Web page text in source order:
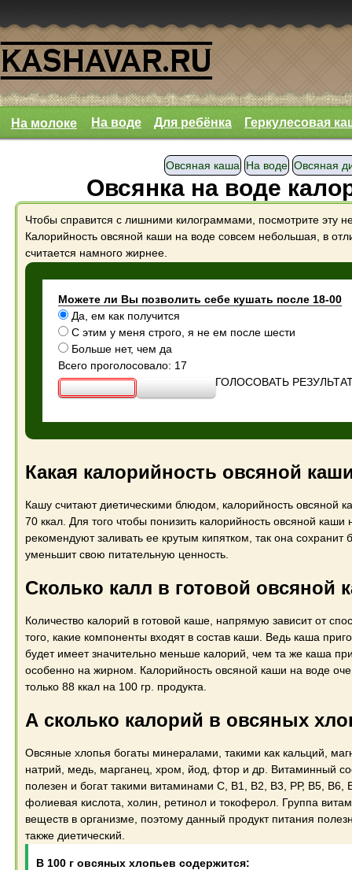
На молоке На воде Для ребёнка Геркулесовая
Овсяная каша На воде Овсяная
Овсянка на воде
Чтобы справится с лишними килограммами, посмотрите эту
Калорийность овсяной каши на воде совсем небольшая, в
считается намного жирнее.
Можете ли Вы позволить себе кушать после 18-00
Да, ем как получится
С этим у меня строго, я не ем после шести
Больше нет, чем да
Всего проголосовало: 17
ГОЛОСОВАТЬ
Какая калорийность овсяной
Кашу считают диетическими блюдом, калорийность овсяной
70 ккал. Для того чтобы понизить калорийность овсяной каши
рекомендуют заливать ее крутым кипятком, так она
уменьшит свою питательную ценность.
Сколько калл в готовой овсяной
Количество калорий в готовой каше, напрямую зависит от
того, какие компоненты входят в состав каши. Ведь каша
будет имеет значительно меньше калорий, чем та же каша
особенно на жирном. Калорийность овсяной каши на воде
только 88 ккал на 100 гр. продукта.
А сколько калорий в овсяных
Овсяные хлопья богаты минералами, такими как кальций,
натрий, медь, марганец, хром, йод, фтор и др. Витаминный
полезен и богат такими витаминами С, В1, В2, В3, РР, В5, В6,
фолиевая кислота, холин, ретинол и токоферол. Группа
веществ в организме, поэтому данный продукт питания
также диетический.
В 100 г овсяных хлопьев содержится: